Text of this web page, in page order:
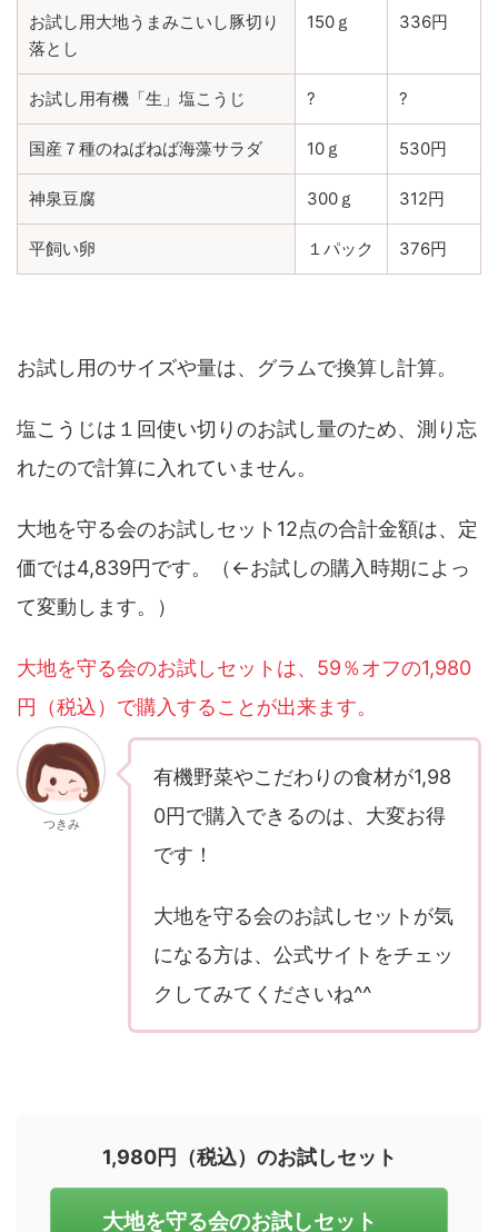
お試し用大地うまみこいし豚切り
落とし
150ｇ 336円
お試し用有機「生」塩こうじ ? ?
国産７種のねばねば海藻サラダ 10ｇ 530円
神泉豆腐 300ｇ 312円
平飼い卵 １パック 376円
お試し用のサイズや量は、グラムで換算し計算。
塩こうじは１回使い切りのお試し量のため、測り忘
れたので計算に入れていません。
大地を守る会のお試しセット12点の合計金額は、定
価では4,839円です。（←お試しの購入時期によっ
て変動します。）
大地を守る会のお試しセットは、59％オフの1,980
円（税込）で購入することが出来ます。
つきみ
有機野菜やこだわりの食材が1,98
0円で購入できるのは、大変お得
です！
大地を守る会のお試しセットが気
になる方は、公式サイトをチェッ
クしてみてくださいね^^
1,980円（税込）のお試しセット
大地を守る会のお試しセット